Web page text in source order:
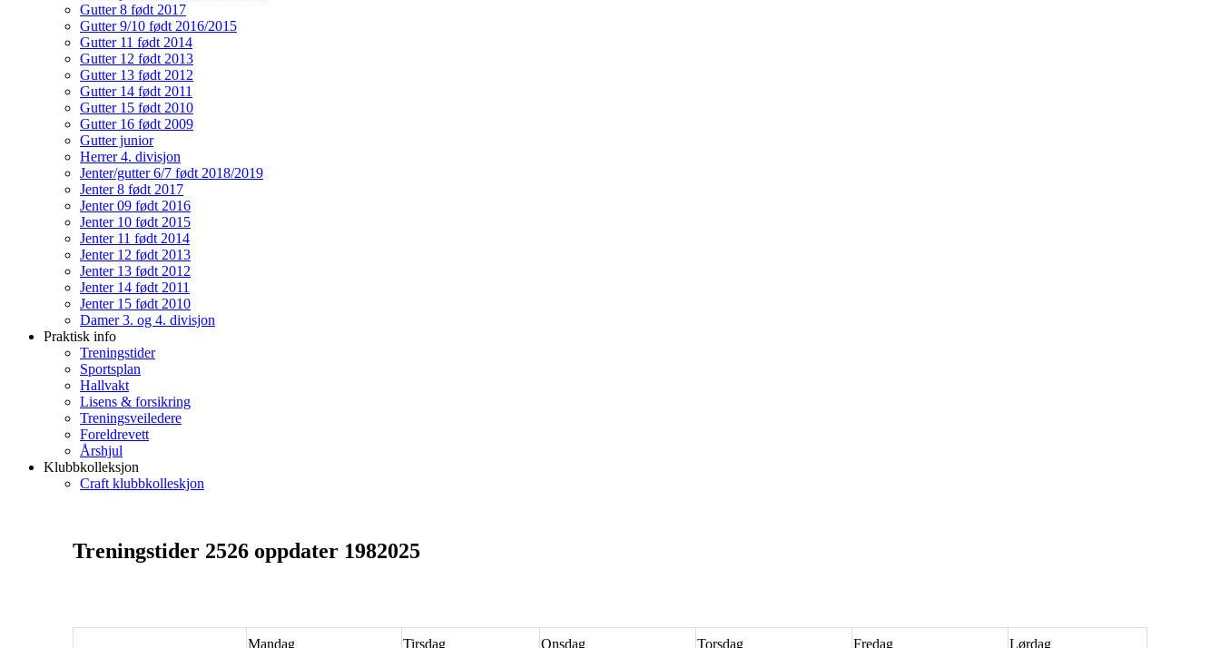
Gutter 8 født 2017
Gutter 9/10 født 2016/2015
Gutter 11 født 2014
Gutter 12 født 2013
Gutter 13 født 2012
Gutter 14 født 2011
Gutter 15 født 2010
Gutter 16 født 2009
Gutter junior
Herrer 4. divisjon
Jenter/gutter 6/7 født 2018/2019
Jenter 8 født 2017
Jenter 09 født 2016
Jenter 10 født 2015
Jenter 11 født 2014
Jenter 12 født 2013
Jenter 13 født 2012
Jenter 14 født 2011
Jenter 15 født 2010
Damer 3. og 4. divisjon
Praktisk info
Treningstider
Sportsplan
Hallvakt
Lisens & forsikring
Treningsveiledere
Foreldrevett
Årshjul
Klubbkolleksjon
Craft klubbkolleskjon
Treningstider 2526 oppdater 1982025
Mandag Tirsdag Onsdag Torsdag Fredag Lørdag